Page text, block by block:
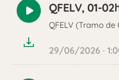
Reproducir
audio
QFELV, 01-
QFELV (Tramo de
29/06/2026 ·